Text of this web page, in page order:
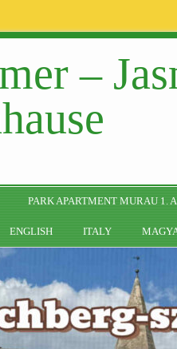
–
PARK APARTMENT MURAU 1.
ENGLISH ITALY